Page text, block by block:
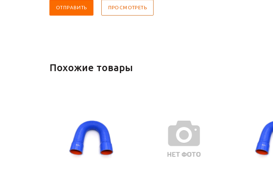
Похожие товары